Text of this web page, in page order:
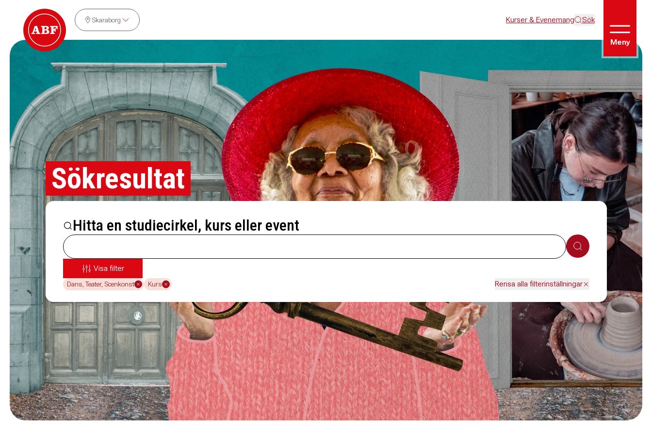
Skaraborg Kurser & Evenemang Sök
Meny
Sökresultat
Hitta en studiecirkel, kurs eller event
Sök
Visa filter
Dans, Teater, Scenkonst Kurs Rensa alla filterinställningar